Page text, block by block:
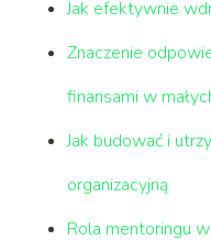
Jak efektywnie
Znaczenie
finansami w
Jak budować i
organizacyjną
Rola mentoringu